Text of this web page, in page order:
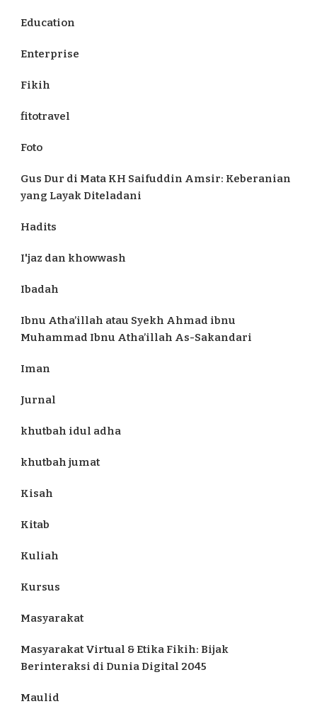
Education
Enterprise
Fikih
fitotravel
Foto
Gus Dur di Mata KH Saifuddin Amsir: Keberanian
yang Layak Diteladani
Hadits
I'jaz dan khowwash
Ibadah
Ibnu Atha’illah atau Syekh Ahmad ibnu
Muhammad Ibnu Atha’illah As-Sakandari
Iman
Jurnal
khutbah idul adha
khutbah jumat
Kisah
Kitab
Kuliah
Kursus
Masyarakat
Masyarakat Virtual & Etika Fikih: Bijak
Berinteraksi di Dunia Digital 2045
Maulid